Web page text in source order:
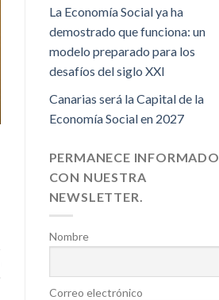
La Economía Social ya ha
demostrado que funciona: un
modelo preparado para los
desafíos del siglo XXI
Canarias será la Capital de la
Economía Social en 2027
PERMANECE INFORMADO
CON NUESTRA
NEWSLETTER.
Nombre
Correo electrónico